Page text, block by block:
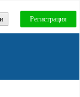
Регистрация